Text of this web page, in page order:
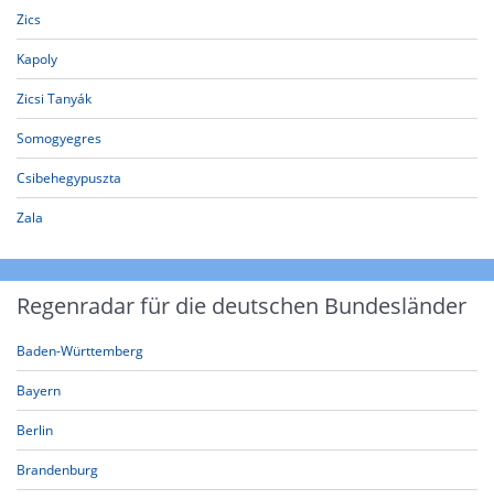
Zics
Kapoly
Zicsi Tanyák
Somogyegres
Csibehegypuszta
Zala
Regenradar für die deutschen Bundesländer
Baden-Württemberg
Bayern
Berlin
Brandenburg